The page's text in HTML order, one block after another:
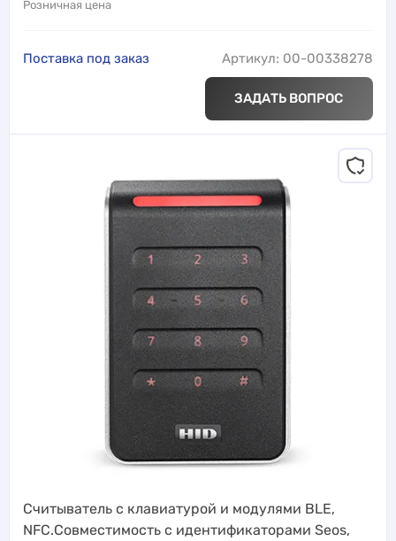
Розничная цена
Поставка под заказ Артикул: 00-00338278
ЗАДАТЬ ВОПРОС
Считыватель с клавиатурой и модулями BLE,
NFC.Совместимость с идентификаторами Seos,